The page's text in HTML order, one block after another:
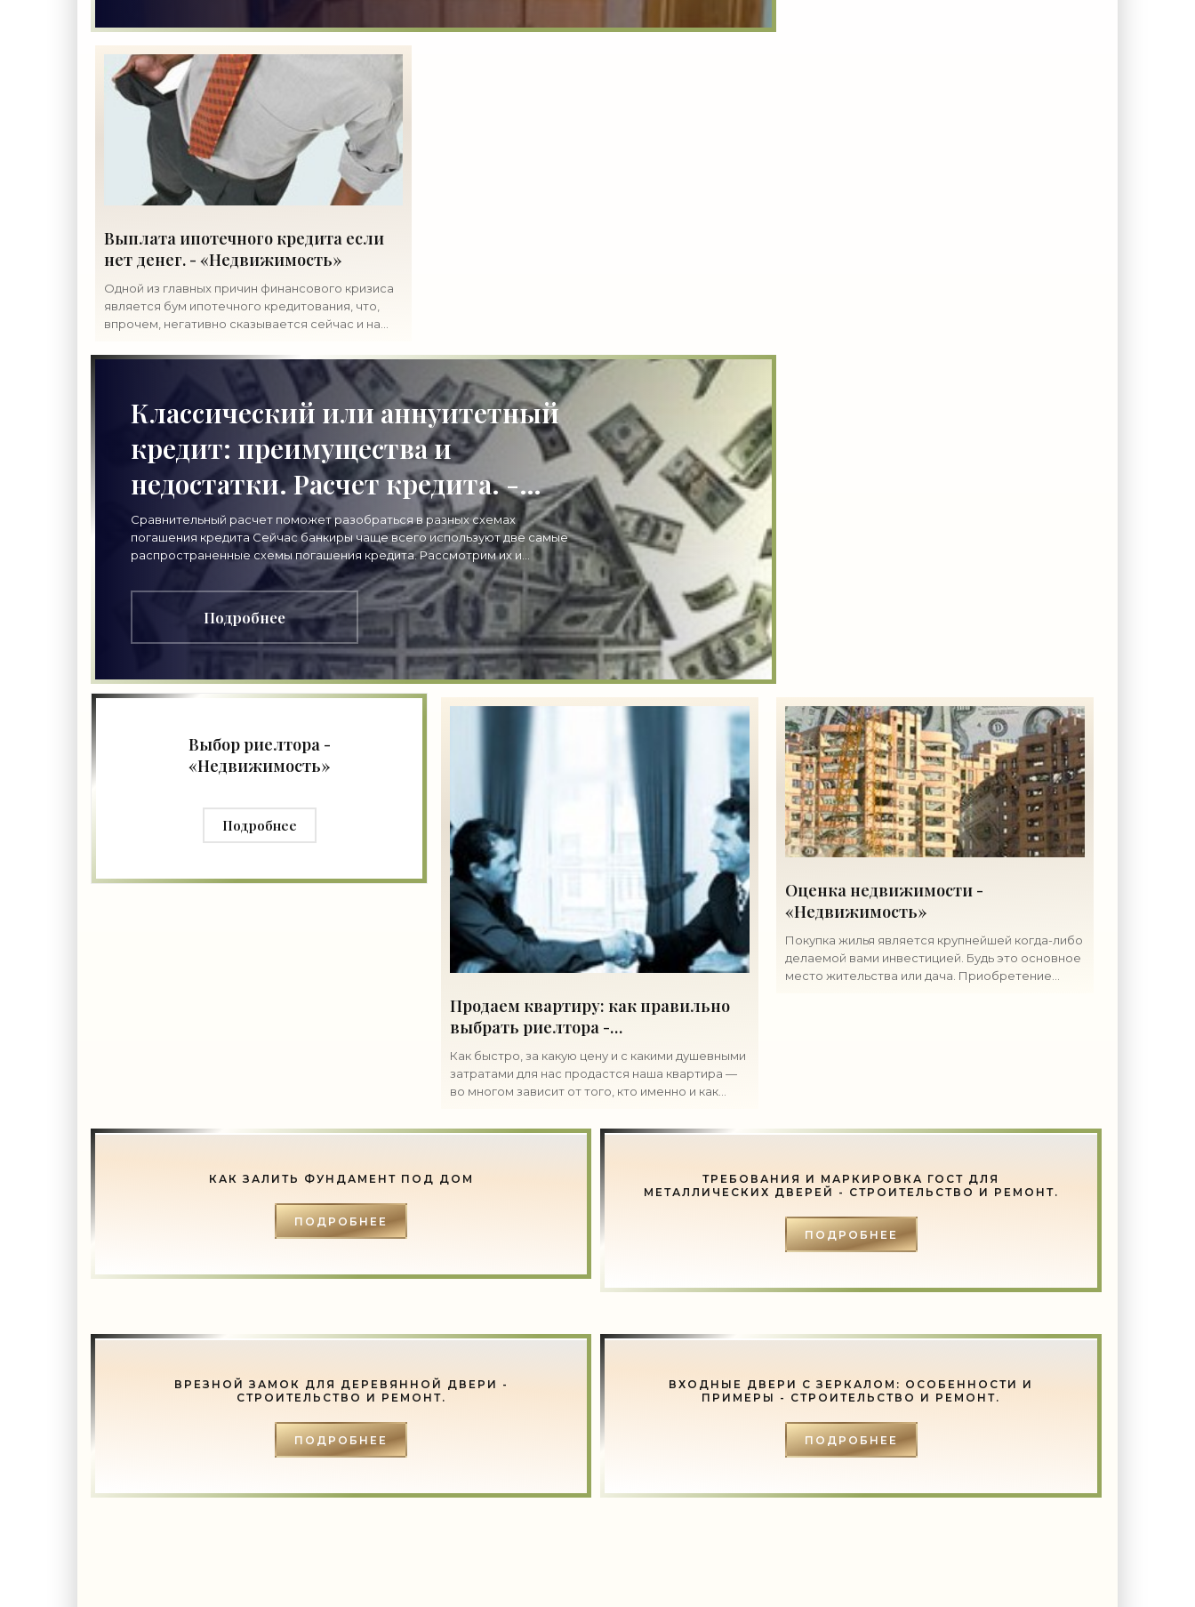
Выплата ипотечного кредита если
нет денег. - «Недвижимость»
Одной из главных причин финансового кризиса
является бум ипотечного кредитования, что,
впрочем, негативно сказывается сейчас и на
можно найти в случае
Классический или аннуитетный
кредит: преимущества и
недостатки. Расчет кредита. -
«Недвижимость»
Сравнительный расчет поможет разобраться в разных схемах
погашения кредита Сейчас банкиры чаще всего используют две самые
распространенные схемы погашения кредита. Рассмотрим их и
Подробнее
Выбор риелтора -
«Недвижимость»
Подробнее
Продаем квартиру: как правильно
выбрать риелтора -
«Недвижимость»
Как быстро, за какую цену и с какими душевными
затратами для нас продастся наша квартира —
во многом зависит от того, кто именно и как
серьезно
Оценка недвижимости -
«Недвижимость»
Покупка жилья является крупнейшей когда-либо
делаемой вами инвестицией. Будь это основное
место жительства или дача. Приобретение
КАК ЗАЛИТЬ ФУНДАМЕНТ ПОД ДОМ
ПОДРОБНЕЕ
ТРЕБОВАНИЯ И МАРКИРОВКА ГОСТ ДЛЯ
МЕТАЛЛИЧЕСКИХ ДВЕРЕЙ - СТРОИТЕЛЬСТВО И РЕМОНТ.
ПОДРОБНЕЕ
ВРЕЗНОЙ ЗАМОК ДЛЯ ДЕРЕВЯННОЙ ДВЕРИ -
СТРОИТЕЛЬСТВО И РЕМОНТ.
ПОДРОБНЕЕ
ВХОДНЫЕ ДВЕРИ С ЗЕРКАЛОМ: ОСОБЕННОСТИ И
ПРИМЕРЫ - СТРОИТЕЛЬСТВО И РЕМОНТ.
ПОДРОБНЕЕ